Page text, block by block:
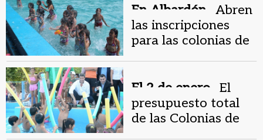
Colonias
En Albardón .
Abren
las inscripciones
para las colonias de
El 2 de enero .
El
presupuesto total
de las Colonias de